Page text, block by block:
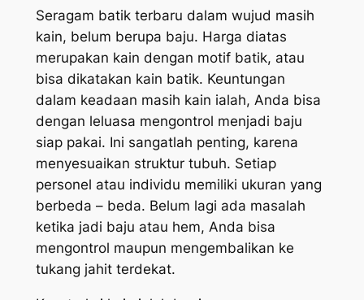
Seragam batik terbaru dalam wujud masih
kain, belum berupa baju. Harga diatas
merupakan kain dengan motif batik, atau
bisa dikatakan kain batik. Keuntungan
dalam keadaan masih kain ialah, Anda bisa
dengan leluasa mengontrol menjadi baju
siap pakai. Ini sangatlah penting, karena
menyesuaikan struktur tubuh. Setiap
personel atau individu memiliki ukuran yang
berbeda – beda. Belum lagi ada masalah
ketika jadi baju atau hem, Anda bisa
mengontrol maupun mengembalikan ke
tukang jahit terdekat.